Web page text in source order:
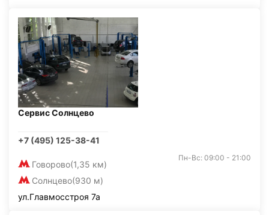
Сервис Солнцево
+7 (495) 125-38-41
Говорово(1,35 км)
Солнцево(930 м)
Пн-Вс: 09:00 - 21:00
ул.Главмосстроя 7а